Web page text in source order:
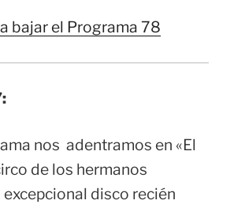
bajar el Programa 78
nos adentramos en «El
de los hermanos
excepcional disco recién